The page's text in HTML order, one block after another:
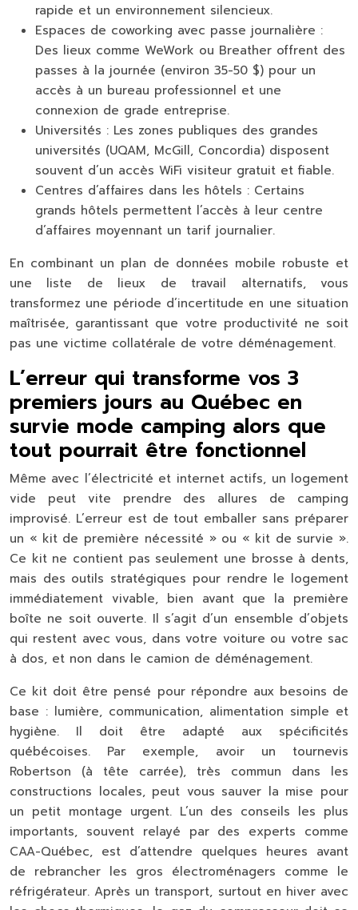
rapide et un environnement silencieux.
Espaces de coworking avec passe journalière :
Des lieux comme WeWork ou Breather offrent des
passes à la journée (environ 35-50 $) pour un
accès à un bureau professionnel et une
connexion de grade entreprise.
Universités : Les zones publiques des grandes
universités (UQAM, McGill, Concordia) disposent
souvent d’un accès WiFi visiteur gratuit et fiable.
Centres d’affaires dans les hôtels : Certains
grands hôtels permettent l’accès à leur centre
d’affaires moyennant un tarif journalier.
En combinant un plan de données mobile robuste et
une liste de lieux de travail alternatifs, vous
transformez une période d’incertitude en une situation
maîtrisée, garantissant que votre productivité ne soit
pas une victime collatérale de votre déménagement.
L’erreur qui transforme vos 3
premiers jours au Québec en
survie mode camping alors que
tout pourrait être fonctionnel
Même avec l’électricité et internet actifs, un logement
vide peut vite prendre des allures de camping
improvisé. L’erreur est de tout emballer sans préparer
un « kit de première nécessité » ou « kit de survie ».
Ce kit ne contient pas seulement une brosse à dents,
mais des outils stratégiques pour rendre le logement
immédiatement vivable, bien avant que la première
boîte ne soit ouverte. Il s’agit d’un ensemble d’objets
qui restent avec vous, dans votre voiture ou votre sac
à dos, et non dans le camion de déménagement.
Ce kit doit être pensé pour répondre aux besoins de
base : lumière, communication, alimentation simple et
hygiène. Il doit être adapté aux spécificités
québécoises. Par exemple, avoir un tournevis
Robertson (à tête carrée), très commun dans les
constructions locales, peut vous sauver la mise pour
un petit montage urgent. L’un des conseils les plus
importants, souvent relayé par des experts comme
CAA-Québec, est d’attendre quelques heures avant
de rebrancher les gros électroménagers comme le
réfrigérateur. Après un transport, surtout en hiver avec